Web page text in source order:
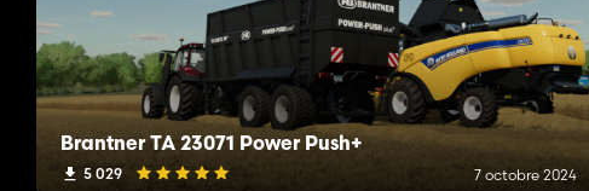
Brantner TA 23071 Power Push+
5 029 7 octobre 2024